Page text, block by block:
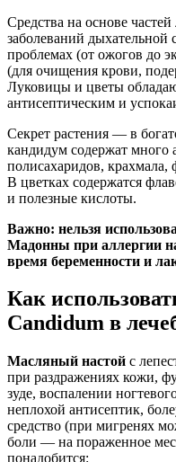
Средства на основе
заболеваний
проблемах (от ожогов до
(для очищения крови,
Луковицы и цветы
антисептическим и
Секрет растения — в
кандидум содержат много
полисахаридов, крахмала,
В цветках содержатся
и полезные кислоты.
Важно: нельзя
Мадонны при аллергии
время беременности и
Как
Candidum в
Масляный настой с
при раздражениях кожи,
зуде, воспалении
неплохой антисептик,
средство (при мигренях
боли — на пораженное
понадобится: